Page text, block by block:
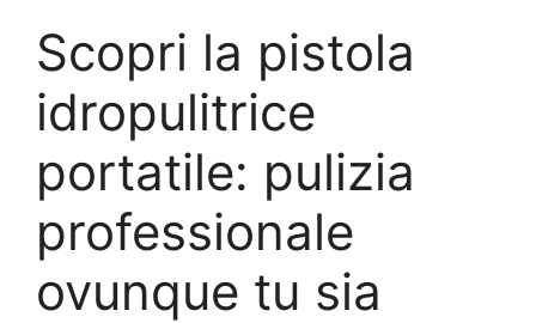
Scopri la pistola
idropulitrice
portatile: pulizia
professionale
ovunque tu sia